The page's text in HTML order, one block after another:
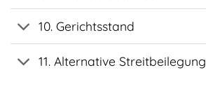
10. Gerichtsstand
11. Alternative Streitbeilegung